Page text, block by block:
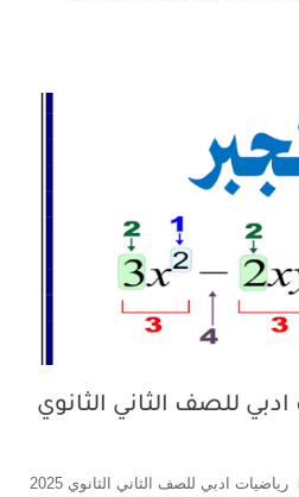
للصف الثاني الثانوي
اقوي مذكرة رياضيات ادبي للصف الثاني الثانوي 2025